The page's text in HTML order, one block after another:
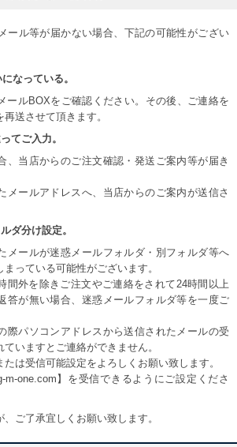
ール等が届かない場合、下記の可能性がござい
なっている。
ールBOXをご確認ください。その後、ご連絡を
送させて頂きます。
てご入力。
、当店からのご注文確認・発送ご案内等が届き
メールアドレスへ、当店からのご案内が送信さ
ダ分け設定。
メールが迷惑メールフォルダ・別フォルダ等へ
っている可能性がございます。
間外を除きご注文やご連絡をされて24時間以上
答が無い場合、迷惑メールフォルダ等を一度ご
際パソコンアドレスから送信されたメールの受
いますとご連絡ができません。
は受信可能設定をよろしくお願い致します。
m-one.com】を受信できるようにご設定くださ
ご了承宜しくお願い致します。